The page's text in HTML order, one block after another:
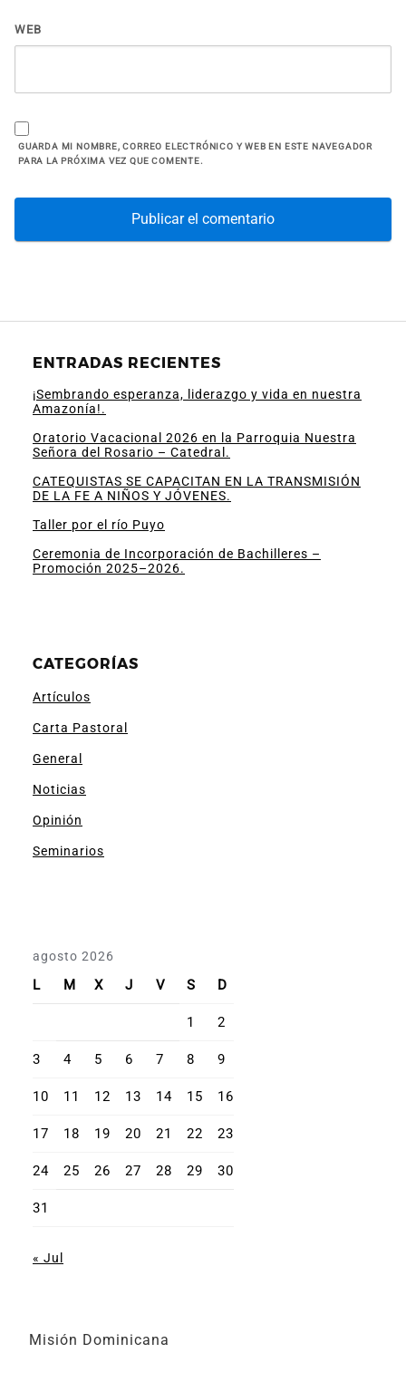
WEB
GUARDA MI NOMBRE, CORREO ELECTRÓNICO Y WEB EN ESTE NAVEGADOR
PARA LA PRÓXIMA VEZ QUE COMENTE.
ENTRADAS RECIENTES
¡Sembrando esperanza, liderazgo y vida en nuestra
Amazonía!.
Oratorio Vacacional 2026 en la Parroquia Nuestra
Señora del Rosario – Catedral.
CATEQUISTAS SE CAPACITAN EN LA TRANSMISIÓN
DE LA FE A NIÑOS Y JÓVENES.
Taller por el río Puyo
Ceremonia de Incorporación de Bachilleres –
Promoción 2025–2026.
CATEGORÍAS
Artículos
Carta Pastoral
General
Noticias
Opinión
Seminarios
agosto 2026
L M X J V S D
1 2
3 4 5 6 7 8 9
10 11 12 13 14 15 16
17 18 19 20 21 22 23
24 25 26 27 28 29 30
31
« Jul
Misión Dominicana